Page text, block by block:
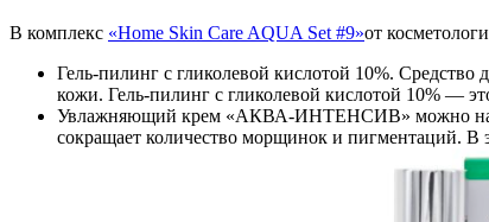
В комплекс «Home Skin Care AQUA Set #9»от
Гель-пилинг с гликолевой кислотой 10%.
кожи. Гель-пилинг с гликолевой кислотой 10% —
Увлажняющий крем «АКВА-ИНТЕНСИВ» можно
сокращает количество морщинок и пигментаций. В